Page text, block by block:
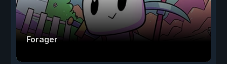
Forager